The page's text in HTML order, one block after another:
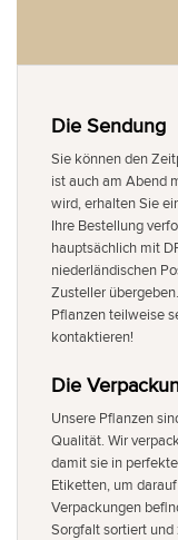
Die Sendung
Sie können den
ist auch am Abend
wird, erhalten Sie
Ihre Bestellung
hauptsächlich mit
niederländischen
Zusteller
Pflanzen teilweise
kontaktieren!
Die
Unsere Pflanzen
Qualität. Wir
damit sie in
Etiketten, um
Verpackungen
Sorgfalt sortiert